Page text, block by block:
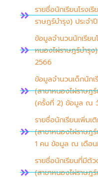
รายชื่อนักเรียนโรงเ
ราษฎร์บำรุง) ประจ
ข้อมูลจำนวนนักเรีย
หนองไผ่ราษฎร์บำรุง
2566
ข้อมูลจำนวนเด็กนัก
(สาขาหนองไผ่ราษฎ
(ครั้งที่ 2) ข้อมูล ณ
รายชื่อนักเรียนเพิ่มเ
(สาขาหนองไผ่ราษฎ
1 คน ข้อมูล ณ เดือ
รายชื่อนักเรียนที่มีตั
(สาขาหนองไผ่ราษ